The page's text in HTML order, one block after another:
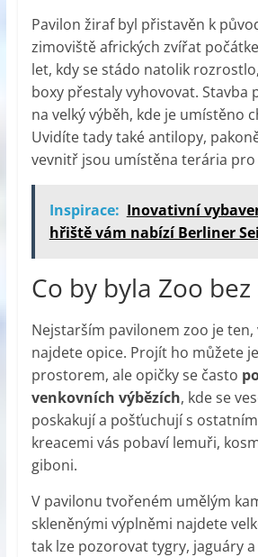
Pavilon žiraf byl přistavěn k
zimoviště afrických zvířat
let, kdy se stádo natolik
boxy přestaly vyhovovat. Stavba
na velký výběh, kde je umístěno
Uvidíte tady také antilopy,
vevnitř jsou umístěna terária pro
Inspirace: Inovativní
hřiště vám nabízí Berliner
Co by byla Zoo
Nejstarším pavilonem zoo je ten,
najdete opice. Projít ho můžete
prostorem, ale opičky se často
venkovních výbězích, kde se
poskakují a pošťuchují s
kreacemi vás pobaví lemuři,
giboni.
V pavilonu tvořeném umělým
skleněnými výplněmi najdete
tak lze pozorovat tygry, jaguáry